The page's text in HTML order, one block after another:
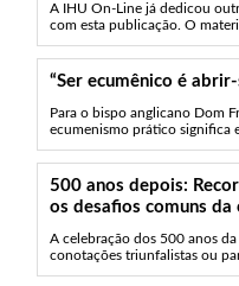
A IHU On-Line já dedicou
com esta publicação. O
“Ser ecumênico é
Para o bispo anglicano Dom
ecumenismo prático significa
500 anos depois:
os desafios comuns da
A celebração dos 500 anos
conotações triunfalistas ou